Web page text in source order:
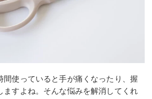
間使っていると手が痛くなったり、握
ますよね。そんな悩みを解消してくれ